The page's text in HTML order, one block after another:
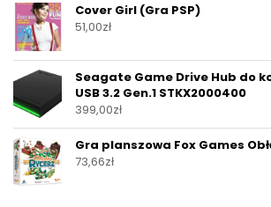
Cover Girl (Gra PSP)
51,00zł
Seagate Game Drive Hub do
USB 3.2 Gen.1 STKX2000400
399,00zł
Gra planszowa Fox Games
73,66zł